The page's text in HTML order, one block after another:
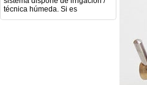
compatible con mango recto